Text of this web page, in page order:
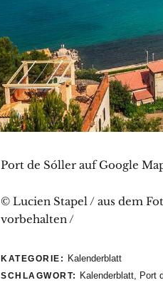
Port de Sóller auf Google
© Lucien Stapel / aus dem
vorbehalten /
KATEGORIE: Kalenderblatt
SCHLAGWORT: Kalenderblatt, Port